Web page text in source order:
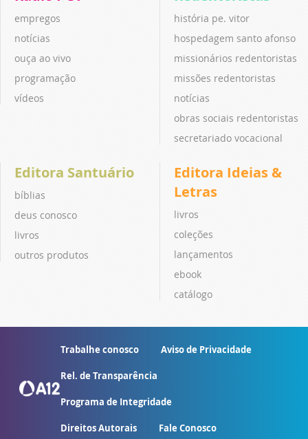
empregos
notícias
ouça ao vivo
programação
vídeos
história pe. vitor
hospedagem santo afonso
missionários redentoristas
missões redentoristas
notícias
obras sociais redentoristas
secretariado vocacional
Editora Santuário
bíblias
deus conosco
livros
outros produtos
Editora Ideias &
Letras
livros
coleções
lançamentos
ebook
catálogo
Trabalhe conosco Aviso de Privacidade
Rel. de Transparência
Programa de Integridade
Direitos Autorais Fale Conosco